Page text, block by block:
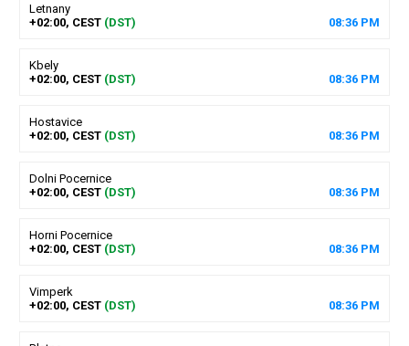
Letnany
+02:00, CEST (DST) 08:36 PM
Kbely
+02:00, CEST (DST) 08:36 PM
Hostavice
+02:00, CEST (DST) 08:36 PM
Dolni Pocernice
+02:00, CEST (DST) 08:36 PM
Horni Pocernice
+02:00, CEST (DST) 08:36 PM
Vimperk
+02:00, CEST (DST) 08:36 PM